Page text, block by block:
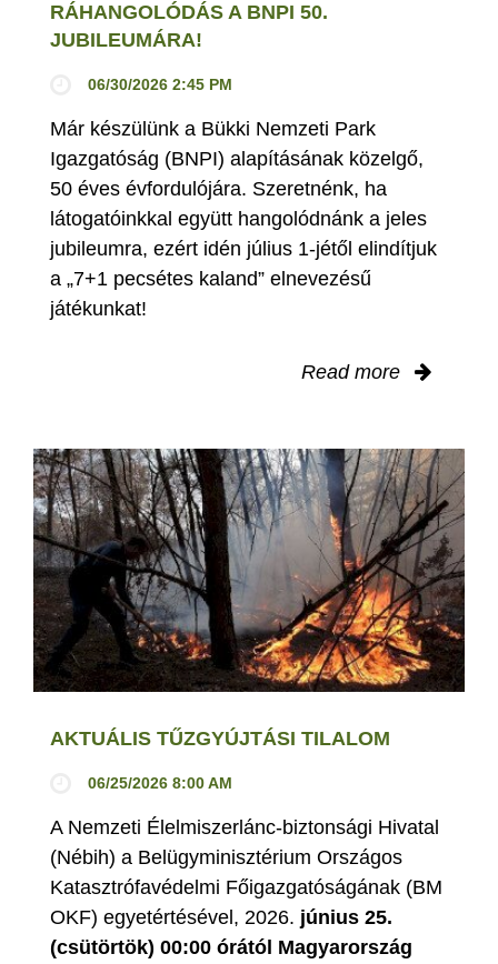
RÁHANGOLÓDÁS A BNPI 50.
JUBILEUMÁRA!
06/30/2026 2:45 PM
Már készülünk a Bükki Nemzeti Park
Igazgatóság (BNPI) alapításának közelgő,
50 éves évfordulójára. Szeretnénk, ha
látogatóinkkal együtt hangolódnánk a jeles
jubileumra, ezért idén július 1-jétől elindítjuk
a „7+1 pecsétes kaland” elnevezésű
játékunkat!
Read more
AKTUÁLIS TŰZGYÚJTÁSI TILALOM
06/25/2026 8:00 AM
A Nemzeti Élelmiszerlánc-biztonsági Hivatal
(Nébih) a Belügyminisztérium Országos
Katasztrófavédelmi Főigazgatóságának (BM
OKF) egyetértésével, 2026. június 25.
(csütörtök) 00:00 órától Magyarország